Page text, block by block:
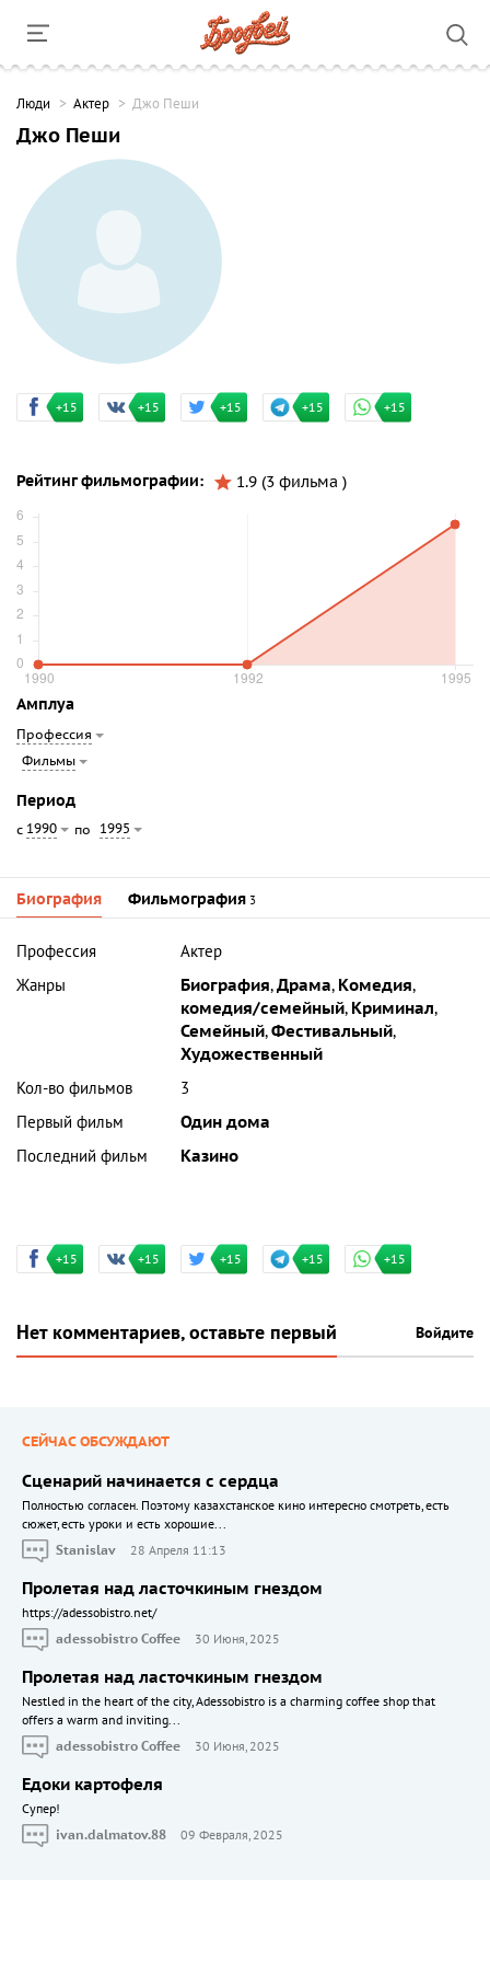
Люди Актер Джо Пеши
Джо Пеши
+15 +15 +15 +15 +15
Рейтинг фильмографии: 1.9 (3 фильма )
Амплуа
Профессия
Фильмы
Период
с 1990 по 1995
Биография Фильмография 3
Профессия
Актер
Жанры
Биография,Драма, Комедия,
комедия/семейный, Криминал,
Семейный,Фестивальный,
Художественный
Кол-во фильмов
3
Первый фильм
Один дома
Последний фильм
Казино
+15 +15 +15 +15 +15
Нет комментариев, оставьте первый Войдите
СЕЙЧАС ОБСУЖДАЮТ
Сценарий начинается с сердца
Полностью согласен. Поэтому казахстанское кино интересно смотреть, есть
сюжет, есть уроки и есть хорошие...
Stanislav
28 Апреля 11:13
Пролетая над ласточкиным гнездом
https://adessobistro.net/
adessobistro Coffee
30 Июня, 2025
Пролетая над ласточкиным гнездом
Nestled in the heart of the city, Adessobistro is a charming coffee shop that
offers a warm and inviting...
adessobistro Coffee
30 Июня, 2025
Едоки картофеля
Cупер!
ivan.dalmatov.88
09 Февраля, 2025